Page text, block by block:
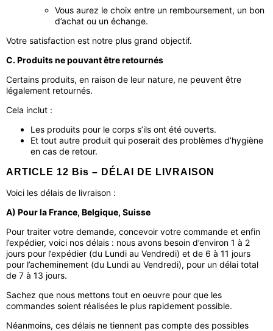
Vous aurez le choix entre un remboursement, un bon
d’achat ou un échange.
Votre satisfaction est notre plus grand objectif.
C. Produits ne pouvant être retournés
Certains produits, en raison de leur nature, ne peuvent être
légalement retournés.
Cela inclut :
Les produits pour le corps s’ils ont été ouverts.
Et tout autre produit qui poserait des problèmes d’hygiène
en cas de retour.
ARTICLE 12 Bis – DÉLAI DE LIVRAISON
Voici les délais de livraison :
A) Pour la France, Belgique, Suisse
Pour traiter votre demande, concevoir votre commande et enfin
l’expédier, voici nos délais : nous avons besoin d’environ 1 à 2
jours pour l’expédier (du Lundi au Vendredi) et de 6 à 11 jours
pour l’acheminement (du Lundi au Vendredi), pour un délai total
de 7 à 13 jours.
Sachez que nous mettons tout en oeuvre pour que les
commandes soient réalisées le plus rapidement possible.
Néanmoins, ces délais ne tiennent pas compte des possibles